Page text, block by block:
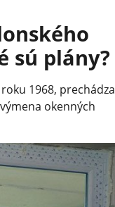
sú plány?
1968, prechádza
okenných